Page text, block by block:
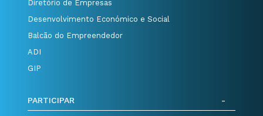
Diretório de Empresas
Desenvolvimento Económico e Social
Balcão do Empreendedor
ADI
GIP
PARTICIPAR